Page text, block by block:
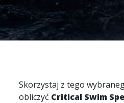
Skorzystaj z tego
obliczyć Critical Swim